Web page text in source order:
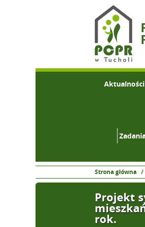
Aktualności
Strona główna /
Projekt
rok.